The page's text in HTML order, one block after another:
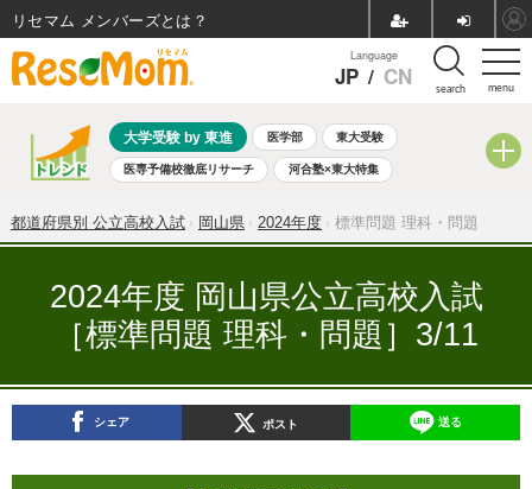
menu
Language
JP / CN search
大学受験 by 東進 医学部 東大受験
医専予備校徹底リサーチ 河合塾×東大特集
共通テスト 夏休み 8月開催学校説明会・相談会
自由研究教材（小学生向け） 自由研究教材（中学生向け）
ランキング
都道府県別 公立高校入試 岡山県 2024年度 標準問題 理科・問題
2024年度 岡山県公立高校入試
［標準問題 理科・問題］3/11
シェア ポスト 送る
リセマム メンバーズ